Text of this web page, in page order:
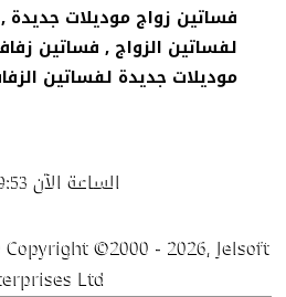
فساتين زواج موديلات جديدة
لفساتين الزواج , فساتين
موديلات جديدة لفساتين
الساعة الآن AM
©2000 - 2026, Jelsoft
Ltd.